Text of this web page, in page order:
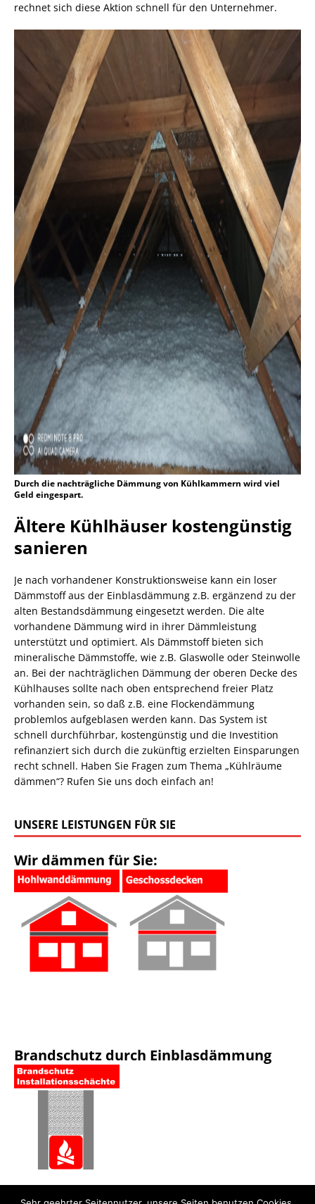
rechnet sich diese Aktion schnell für den Unternehmer.
Durch die nachträgliche Dämmung von Kühlkammern wird viel
Geld eingespart.
Ältere Kühlhäuser kostengünstig
sanieren
Je nach vorhandener Konstruktionsweise kann ein loser
Dämmstoff aus der Einblasdämmung z.B. ergänzend zu der
alten Bestandsdämmung eingesetzt werden. Die alte
vorhandene Dämmung wird in ihrer Dämmleistung
unterstützt und optimiert. Als Dämmstoff bieten sich
mineralische Dämmstoffe, wie z.B. Glaswolle oder Steinwolle
an. Bei der nachträglichen Dämmung der oberen Decke des
Kühlhauses sollte nach oben entsprechend freier Platz
vorhanden sein, so daß z.B. eine Flockendämmung
problemlos aufgeblasen werden kann. Das System ist
schnell durchführbar, kostengünstig und die Investition
refinanziert sich durch die zukünftig erzielten Einsparungen
recht schnell. Haben Sie Fragen zum Thema „Kühlräume
dämmen“? Rufen Sie uns doch einfach an!
UNSERE LEISTUNGEN FÜR SIE
Wir dämmen für Sie:
Brandschutz durch Einblasdämmung